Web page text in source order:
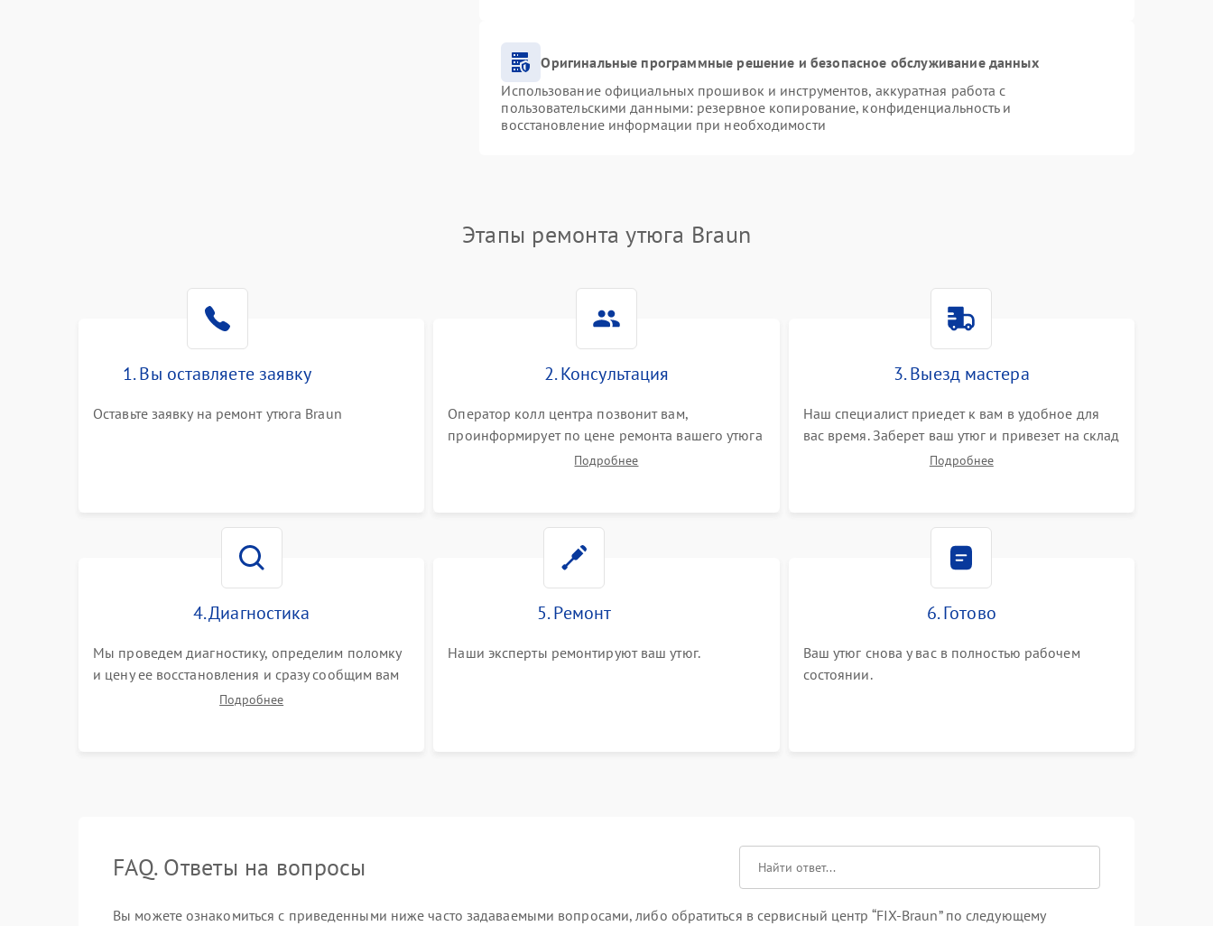
Оригинальные программные решение и безопасное обслуживание данных
Использование официальных прошивок и инструментов, аккуратная работа с
пользовательскими данными: резервное копирование, конфиденциальность и
восстановление информации при необходимости
Этапы ремонта утюга Braun
1. Вы оставляете заявку
Оставьте заявку на ремонт утюга Braun
2. Консультация
Оператор колл центра позвонит вам,
проинформирует по цене ремонта вашего утюга
а также ответит на все ваши вопросы.
Подробнее
3. Выезд мастера
Наш специалист приедет к вам в удобное для
вас время. Заберет ваш утюг и привезет на склад
Подробнее
4. Диагностика
Мы проведем диагностику, определим поломку
и цену ее восстановления и сразу сообщим вам
о сроках ее устраненияПодробнее
5. Ремонт
Наши эксперты ремонтируют ваш утюг.
6. Готово
Ваш утюг снова у вас в полностью рабочем
состоянии.
FAQ. Ответы на вопросы
Вы можете ознакомиться с приведенными ниже часто задаваемыми вопросами, либо обратиться в сервисный центр “FIX-Braun” по следующему